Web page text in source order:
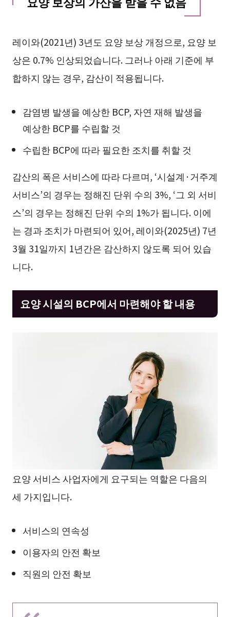
레이와(2021년) 3년도 요양 보상 개정으로, 요양 보
상은 0.7% 인상되었습니다. 그러나 아래 기준에 부
합하지 않는 경우, 감산이 적용됩니다.
감염병 발생을 예상한 BCP, 자연 재해 발생을
예상한 BCP를 수립할 것
수립한 BCP에 따라 필요한 조치를 취할 것
감산의 폭은 서비스에 따라 다르며, ‘시설계·거주계
서비스’의 경우는 정해진 단위 수의 3%, ‘그 외 서비
스’의 경우는 정해진 단위 수의 1%가 됩니다. 이에
는 경과 조치가 마련되어 있어, 레이와(2025년) 7년
3월 31일까지 1년간은 감산하지 않도록 되어 있습
니다.
요양 시설의 BCP에서 마련해야 할 내용
요양 서비스 사업자에게 요구되는 역할은 다음의
세 가지입니다.
서비스의 연속성
이용자의 안전 확보
직원의 안전 확보